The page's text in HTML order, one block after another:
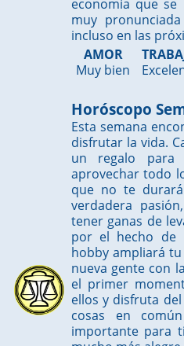
economía que
muy
incluso en las
AMOR
Muy bien
Horóscopo
Esta semana
disfrutar la vida.
un regalo
aprovechar todo
que no te
verdadera
tener ganas de
por el hecho de
hobby ampliará
nueva gente con
el primer
ellos y disfruta
cosas en
importante para